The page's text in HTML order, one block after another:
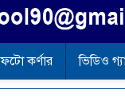
ফটো কর্ণার ভিডিও